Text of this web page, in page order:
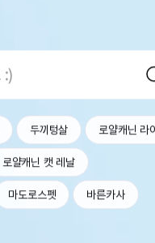
두끼텅살 로얄캐닌 라
로얄캐닌 캣 레날
마도로스펫 바른카사